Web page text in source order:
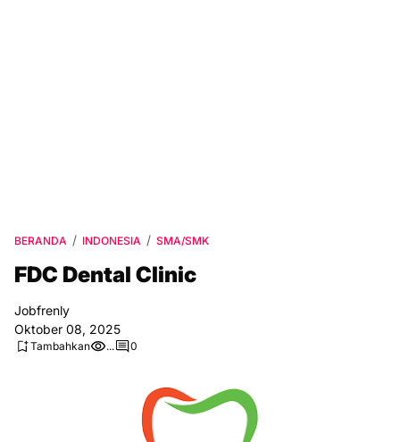
BERANDA INDONESIA SMA/SMK
FDC Dental Clinic
Jobfrenly
Oktober 08, 2025
Tambahkan ... 0